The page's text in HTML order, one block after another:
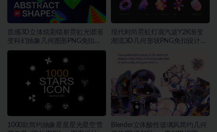
质感3D立体炫彩镭射霓虹光谱渐
变科幻抽象几何图形PNG免扣设
计素材
现代时尚霓虹灯蒸汽波Y2K渐变
潮流3D几何形状PNG免扣设计素
1000款简约抽象星星星光星空雪
Blender立体酸性玻璃风简约几何